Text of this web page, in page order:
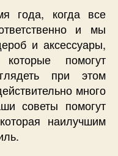
года, когда все
и мы
и аксессуары,
которые помогут
при этом
много
советы помогут
наилучшим